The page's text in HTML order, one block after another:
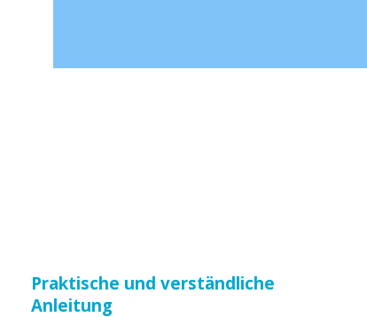
Praktische und verständliche
Anleitung